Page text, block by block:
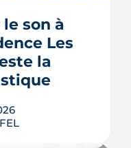
son à
Les
la